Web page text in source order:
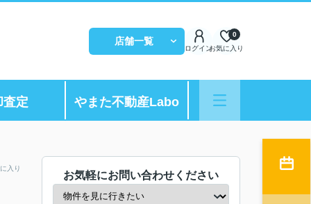
店舗一覧
ログインお気に入り
0
査定 やまた不動産Labo
入り
お気軽にお問い合わせください